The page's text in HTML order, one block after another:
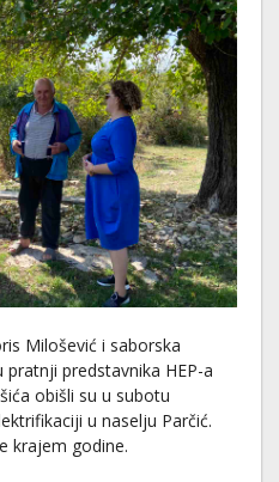
Milošević i saborska
predstavnika HEP-a
obišli su u subotu
u naselju Parčić.
krajem godine.